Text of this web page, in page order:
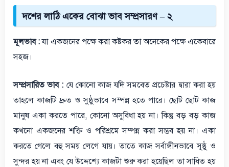
দশের লাঠি একের বোঝা ভাব সম্প্রসারণ – ২
মূলভাব :যা একজনের পক্ষে করা কষ্টকর তা অনেকের পক্ষে একেবারে
সহজ।
সম্প্রসারিত ভাব : যে কোনো কাজ যদি সমবেত প্রচেষ্টার দ্বারা করা হয়
তাহলে কাজটি দ্রুত ও সুষ্ঠুভাবে সম্পন্ন হতে পারে। ছোট ছোট কাজ
মানুষ একা করতে পারে, কোনো অসুবিধা হয় না। কিন্তু বড় বড় কাজ
কখনো একজনের শক্তি ও পরিশ্রমে সম্পন্ন করা সম্ভব হয় না। একা
করতে গেলে বহু সময় লেগে যায়। তাতে কাজ সর্বাঙ্গীনভাবে সুষ্ঠু ও
সুন্দর হয় না এবং যে উদ্দেশ্যে কাজটা শুরু করা হয়েছিল তা সাধিত হয়